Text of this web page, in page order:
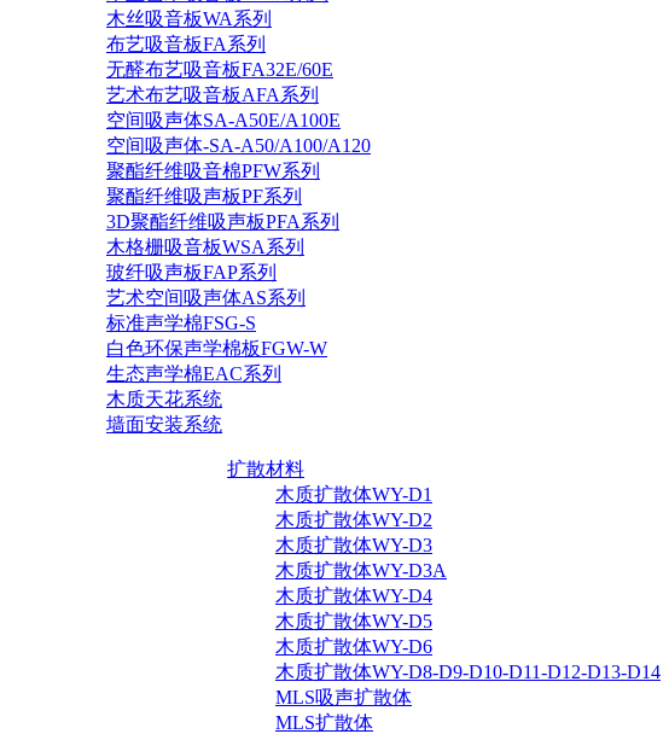
木丝吸音板WA系列
布艺吸音板FA系列
无醛布艺吸音板FA32E/60E
艺术布艺吸音板AFA系列
空间吸声体SA-A50E/A100E
空间吸声体-SA-A50/A100/A120
聚酯纤维吸音棉PFW系列
聚酯纤维吸声板PF系列
3D聚酯纤维吸声板PFA系列
木格栅吸音板WSA系列
玻纤吸声板FAP系列
艺术空间吸声体AS系列
标准声学棉FSG-S
白色环保声学棉板FGW-W
生态声学棉EAC系列
木质天花系统
墙面安装系统
扩散材料
木质扩散体WY-D1
木质扩散体WY-D2
木质扩散体WY-D3
木质扩散体WY-D3A
木质扩散体WY-D4
木质扩散体WY-D5
木质扩散体WY-D6
木质扩散体WY-D8-D9-D10-D11-D12-D13-D14
MLS吸声扩散体
MLS扩散体